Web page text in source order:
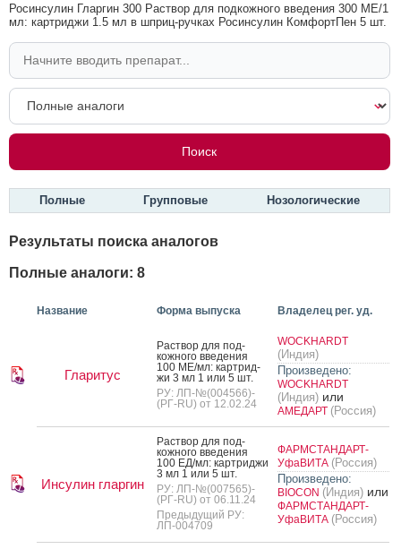
Росинсулин Гларгин 300 Раствор для подкожного введения 300 МЕ/1
мл: картриджи 1.5 мл в шприц-ручках Росинсулин КомфортПен 5 шт.
Полные Групповые Нозологические
Результаты поиска аналогов
Полные аналоги: 8
Название Форма выпуска Владелец рег. уд.
Гларитус
Рас­твор для под­
кожно­го вве­дения
100 МЕ/мл: кар­трид­
жи 3 мл 1 или 5 шт.
РУ: ЛП-№(004566)-
(РГ-RU) от 12.02.24
WOCKHARDT
(Индия)
Произведено:
WOCKHARDT
(Индия) или
АМЕДАРТ (Россия)
Инсулин гларгин
Рас­твор для под­
кожно­го вве­дения
100 ЕД/мл: кар­трид­жи
3 мл 1 или 5 шт.
РУ: ЛП-№(007565)-
(РГ-RU) от 06.11.24
Предыдущий РУ:
ЛП-004709
ФАРМСТАНДАРТ-
УфаВИТА (Россия)
Произведено:
BIOCON (Индия) или
ФАРМСТАНДАРТ-
УфаВИТА (Россия)